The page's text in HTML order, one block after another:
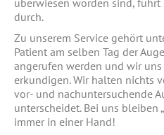
überwiesen worden sind,
durch.
Zu unserem Service gehört
Patient am selben Tag der
angerufen werden und wir
erkundigen. Wir halten nichts
vor- und nachuntersuchende
unterscheidet. Bei uns bleiben
immer in einer Hand!